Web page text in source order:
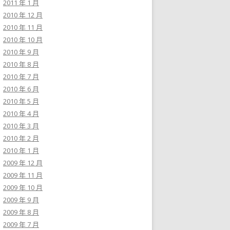
2011 年 1 月
2010 年 12 月
2010 年 11 月
2010 年 10 月
2010 年 9 月
2010 年 8 月
2010 年 7 月
2010 年 6 月
2010 年 5 月
2010 年 4 月
2010 年 3 月
2010 年 2 月
2010 年 1 月
2009 年 12 月
2009 年 11 月
2009 年 10 月
2009 年 9 月
2009 年 8 月
2009 年 7 月